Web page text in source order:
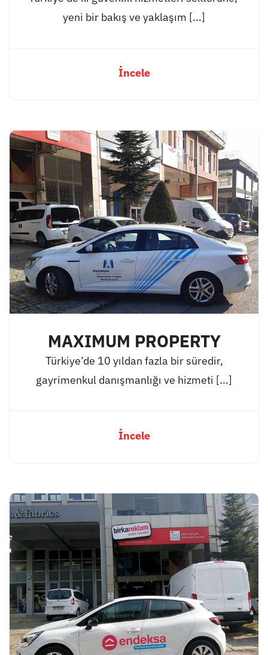
yeni bir bakış ve yaklaşım [...]
İncele
MAXIMUM PROPERTY
Türkiye’de 10 yıldan fazla bir süredir,
gayrimenkul danışmanlığı ve hizmeti [...]
İncele